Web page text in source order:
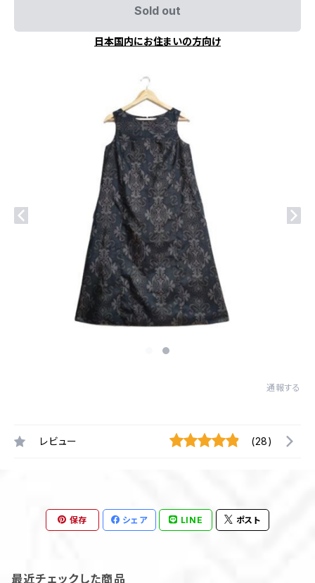
Sold out
日本国内にお住まいの方向け
通報する
レビュー (28)
保存 シェア LINE ポスト
最近チェックした商品